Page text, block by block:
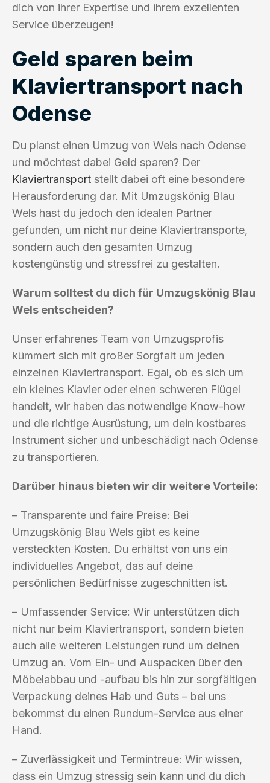
dich von ihrer Expertise und ihrem exzellenten
Service überzeugen!
Geld sparen beim
Klaviertransport nach
Odense
Du planst einen Umzug von Wels nach Odense
und möchtest dabei Geld sparen? Der
Klaviertransport stellt dabei oft eine besondere
Herausforderung dar. Mit Umzugskönig Blau
Wels hast du jedoch den idealen Partner
gefunden, um nicht nur deine Klaviertransporte,
sondern auch den gesamten Umzug
kostengünstig und stressfrei zu gestalten.
Warum solltest du dich für Umzugskönig Blau
Wels entscheiden?
Unser erfahrenes Team von Umzugsprofis
kümmert sich mit großer Sorgfalt um jeden
einzelnen Klaviertransport. Egal, ob es sich um
ein kleines Klavier oder einen schweren Flügel
handelt, wir haben das notwendige Know-how
und die richtige Ausrüstung, um dein kostbares
Instrument sicher und unbeschädigt nach Odense
zu transportieren.
Darüber hinaus bieten wir dir weitere Vorteile:
– Transparente und faire Preise: Bei
Umzugskönig Blau Wels gibt es keine
versteckten Kosten. Du erhältst von uns ein
individuelles Angebot, das auf deine
persönlichen Bedürfnisse zugeschnitten ist.
– Umfassender Service: Wir unterstützen dich
nicht nur beim Klaviertransport, sondern bieten
auch alle weiteren Leistungen rund um deinen
Umzug an. Vom Ein- und Auspacken über den
Möbelabbau und -aufbau bis hin zur sorgfältigen
Verpackung deines Hab und Guts – bei uns
bekommst du einen Rundum-Service aus einer
Hand.
– Zuverlässigkeit und Termintreue: Wir wissen,
dass ein Umzug stressig sein kann und du dich